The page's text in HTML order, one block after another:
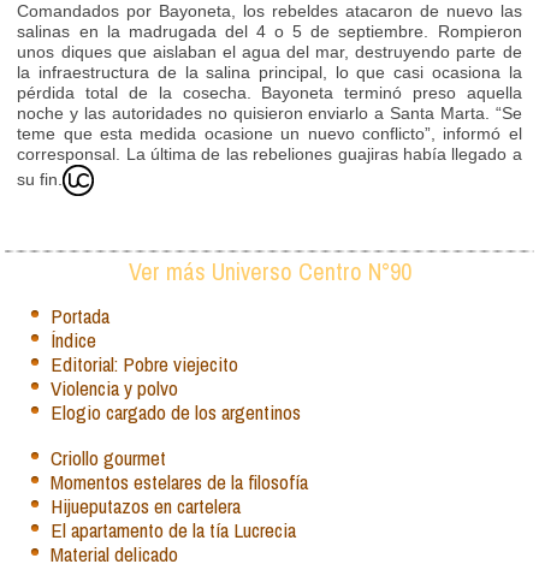
Comandados por Bayoneta, los rebeldes atacaron de nuevo las
salinas en la madrugada del 4 o 5 de septiembre. Rompieron
unos diques que aislaban el agua del mar, destruyendo parte de
la infraestructura de la salina principal, lo que casi ocasiona la
pérdida total de la cosecha. Bayoneta terminó preso aquella
noche y las autoridades no quisieron enviarlo a Santa Marta. “Se
teme que esta medida ocasione un nuevo conflicto”, informó el
corresponsal. La última de las rebeliones guajiras había llegado a
su fin.
Ver más Universo Centro N°90
Portada
Índice
Editorial: Pobre viejecito
Violencia y polvo
Elogio cargado de los argentinos
Criollo gourmet
Momentos estelares de la filosofía
Hijueputazos en cartelera
El apartamento de la tía Lucrecia
Material delicado